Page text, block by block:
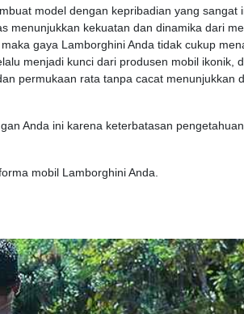
model dengan kepribadian yang sangat
menunjukkan kekuatan dan dinamika dari
gaya Lamborghini Anda tidak cukup
menjadi kunci dari produsen mobil ikonik,
permukaan rata tanpa cacat menunjukkan
Anda ini karena keterbatasan
mobil Lamborghini Anda.